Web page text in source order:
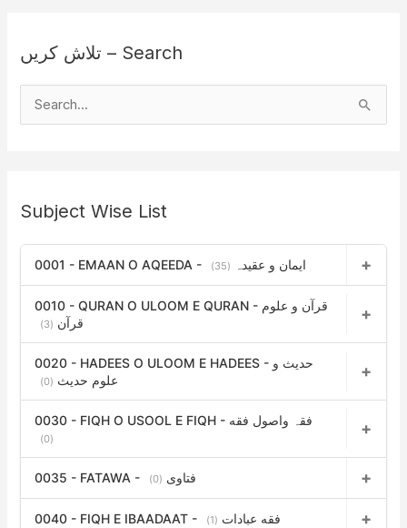
تلاش کریں – Search
c
h
:
Subject Wise List
0001 - EMAAN O AQEEDA - ایمان و عقیدہ (35)
0010 - QURAN O ULOOM E QURAN - قرآن و علوم
قرآن (3)
0020 - HADEES O ULOOM E HADEES - حدیث و
علوم حدیث (0)
0030 - FIQH O USOOL E FIQH - فقہ واصول فقه
(0)
0035 - FATAWA - فتاوی (0)
0040 - FIQH E IBAADAAT - فقه عبادات (1)